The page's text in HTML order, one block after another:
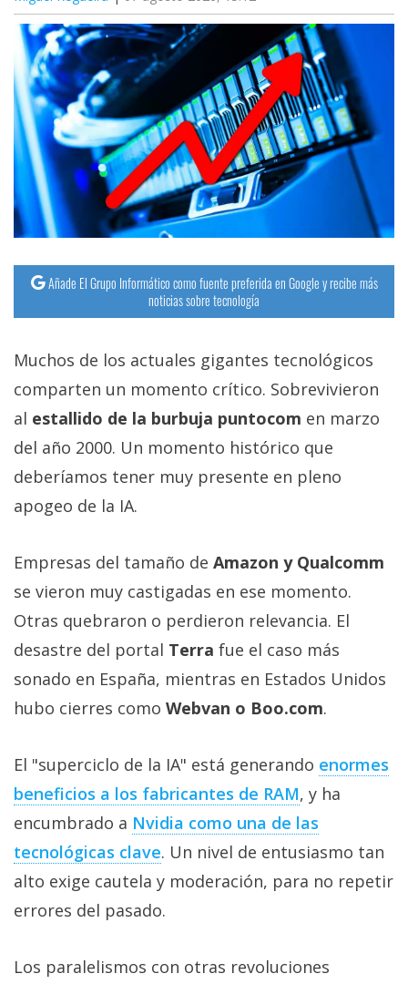
Añade El Grupo Informático como fuente preferida en Google y recibe más
noticias sobre tecnología
Muchos de los actuales gigantes tecnológicos
comparten un momento crítico. Sobrevivieron
al estallido de la burbuja puntocom en marzo
del año 2000. Un momento histórico que
deberíamos tener muy presente en pleno
apogeo de la IA.
Empresas del tamaño de Amazon y Qualcomm
se vieron muy castigadas en ese momento.
Otras quebraron o perdieron relevancia. El
desastre del portal Terra fue el caso más
sonado en España, mientras en Estados Unidos
hubo cierres como Webvan o Boo.com.
El "superciclo de la IA" está generando enormes
beneficios a los fabricantes de RAM‎, y ha
encumbrado a Nvidia como una de las
tecnológicas clave‎. Un nivel de entusiasmo tan
alto exige cautela y moderación, para no repetir
errores del pasado.
Los paralelismos con otras revoluciones